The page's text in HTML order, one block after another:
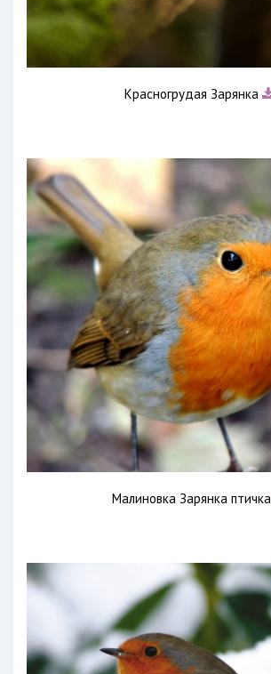
Красногрудая Зарянка
Малиновка Зарянка птичка